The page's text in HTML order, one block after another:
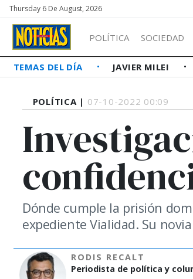
Thursday 6 De August, 2026
POLÍTICA SOCIEDAD
TEMAS DEL DÍA JAVIER MILEI
POLÍTICA | 07-10-2022 00:09
Dónde cumple la prisión
expediente Vialidad. Su
RODIS RECALT
Periodista de política y